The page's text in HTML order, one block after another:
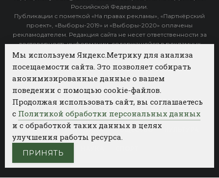
Российской Федерации.
Публикации с пометкой «На правах рекламы», «Партнёрский
проект», «Выборы-2019» и «Выборы-2020» оплачены
рекламодателем. Редакция сайта не несет ответственности за
достоверность информации, содержащейся в рекламных
объявлениях.
Категории
ФОТОБАНК АГЕНТСТВА БИЗНЕС НОВОСТЕЙ
РЕГИОНЫ ПОЛИТИКА ОБЩЕСТВО
Мы используем Яндекс.Метрику для анализа
посещаемости сайта. Это позволяет собирать
анонимизированные данные о вашем
поведении с помощью cookie-файлов.
Продолжая использовать сайт, вы соглашаетесь
с Политикой обработки персональных данных
и с обработкой таких данных в целях
улучшения работы ресурса.
ПРИНЯТЬ